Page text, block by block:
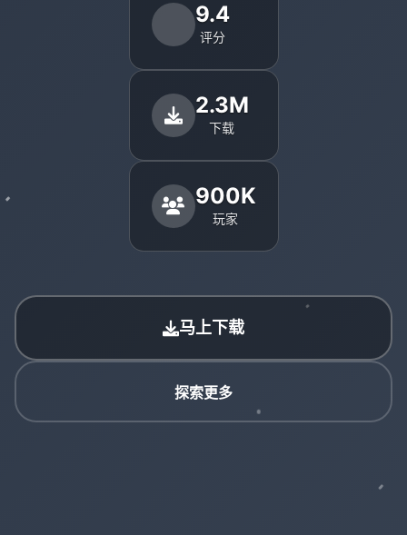
9.4
评分
2.3M
下载
900K
玩家
马上下载
探索更多